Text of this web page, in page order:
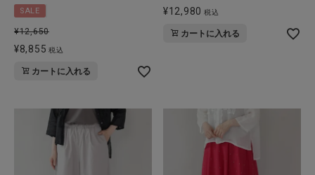
SALE
¥12,650
¥8,855 税込
カートに入れる
¥12,980 税込
カートに入れる